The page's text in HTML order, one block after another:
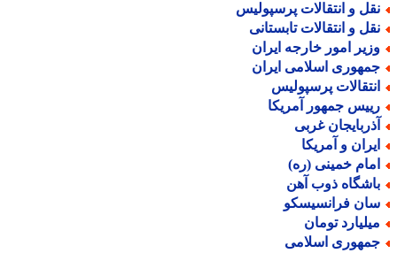
و انتقالات پرسپولیس
و انتقالات تابستانی
امور خارجه ایران
اسلامی ایران
پرسپولیس
جمهور آمریکا
غربی
و آمریکا
خمینی (ره)
ذوب آهن
فرانسیسکو
تومان
اسلامی